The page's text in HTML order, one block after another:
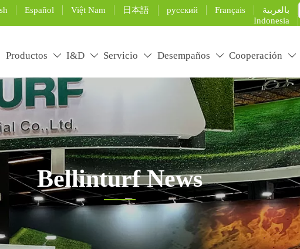
Español Việt Nam 日本語 русский Français
بالعربية
Indonesia
Productos  I&D  Servicio  Desempaños  Cooperación 
Bellinturf News
grass installation and maintenance, and use the product